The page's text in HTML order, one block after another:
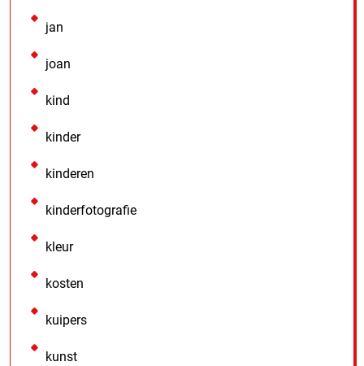
jan
joan
kind
kinder
kinderen
kinderfotografie
kleur
kosten
kuipers
kunst